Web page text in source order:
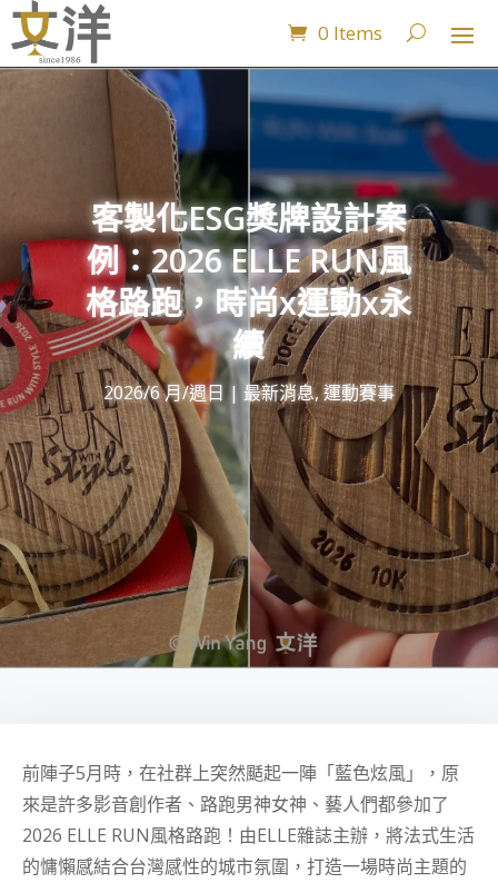
0 Items
客製化ESG獎牌設計案
例：2026 ELLE RUN風
格路跑，時尚x運動x永
續
2026/6 月/週日 | 最新消息,運動賽事
前陣子5月時，在社群上突然颳起一陣「藍色炫風」，原
來是許多影音創作者、路跑男神女神、藝人們都參加了
2026 ELLE RUN風格路跑！由ELLE雜誌主辦，將法式生活
的慵懶感結合台灣感性的城市氛圍，打造一場時尚主題的